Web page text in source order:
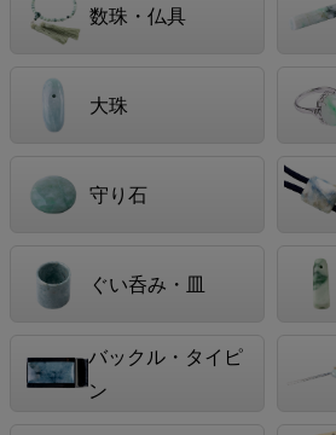
数珠・仏具
大珠
守り石
ぐい呑み・皿
バックル・タイピ
ン